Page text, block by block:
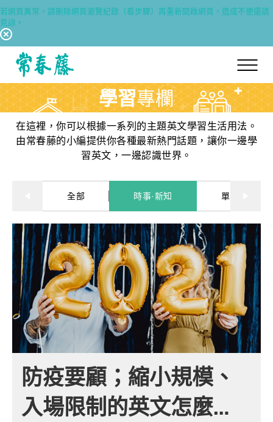
若網頁異常，請刪除網頁瀏覽紀錄（看步驟）再重新開啟網頁，造成不便還請
見諒。
回常春藤首頁 學習專欄
在這裡，你可以根據一系列的主題英文學習生活用法。
由常春藤的小編提供你各種最新熱門話題，讓你一邊學
習英文，一邊認識世界。
全部 時事·新知 單字·俚語·
防疫要顧；縮小規模、
入場限制的英文怎麼